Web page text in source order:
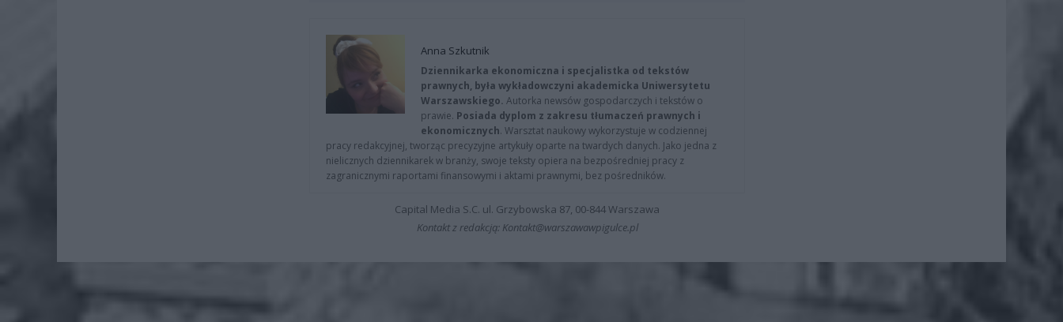
Anna Szkutnik
Dziennikarka ekonomiczna i specjalistka od tekstów
prawnych, była wykładowczyni akademicka Uniwersytetu
Warszawskiego. Autorka newsów gospodarczych i tekstów o
prawie. Posiada dyplom z zakresu tłumaczeń prawnych i
ekonomicznych. Warsztat naukowy wykorzystuje w codziennej
pracy redakcyjnej, tworząc precyzyjne artykuły oparte na twardych danych. Jako jedna z
nielicznych dziennikarek w branży, swoje teksty opiera na bezpośredniej pracy z
zagranicznymi raportami finansowymi i aktami prawnymi, bez pośredników.
Capital Media S.C. ul. Grzybowska 87, 00-844 Warszawa
Kontakt z redakcją: Kontakt@warszawawpigulce.pl